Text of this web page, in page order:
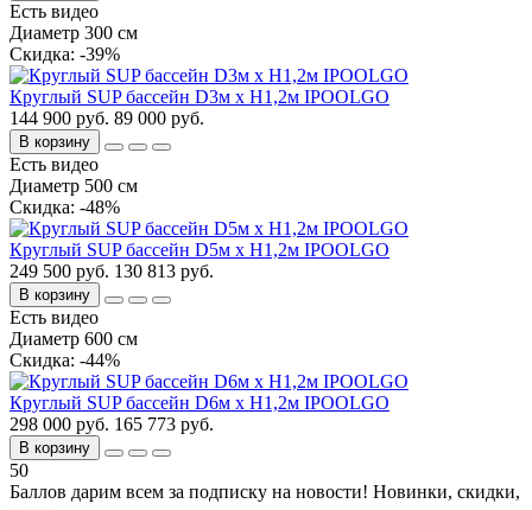
Есть видео
Диаметр 300 см
Cкидка: -39%
Круглый SUP бассейн D3м х H1,2м IPOOLGO
144 900 руб. 89 000 руб.
В корзину
Есть видео
Диаметр 500 см
Cкидка: -48%
Круглый SUP бассейн D5м х H1,2м IPOOLGO
249 500 руб. 130 813 руб.
В корзину
Есть видео
Диаметр 600 см
Cкидка: -44%
Круглый SUP бассейн D6м х H1,2м IPOOLGO
298 000 руб. 165 773 руб.
В корзину
50
Баллов дарим всем за подписку на новости! Новинки, скидки,